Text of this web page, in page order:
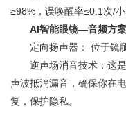
≥98%，误唤醒率≤0.1次/小
AI智能眼镜—音频方案
定向扬声器： 位于镜腿
逆声场消音技术：这是
声波抵消漏音，确保你在
复，保护隐私。